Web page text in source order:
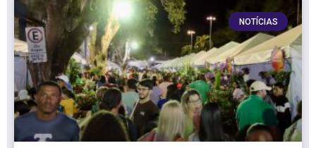
NOTÍCIAS